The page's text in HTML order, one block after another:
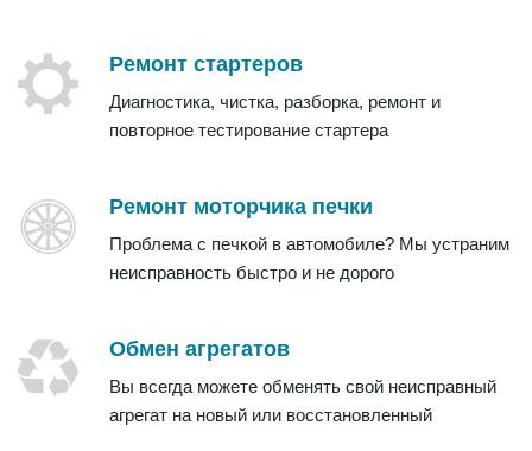
Ремонт стартеров
Диагностика, чистка, разборка, ремонт и
повторное тестирование стартера
Ремонт моторчика печки
Проблема с печкой в автомобиле? Мы устраним
неисправность быстро и не дорого
Обмен агрегатов
Вы всегда можете обменять свой неисправный
агрегат на новый или восстановленный